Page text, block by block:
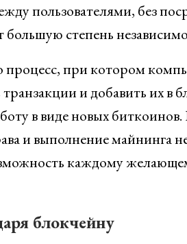
пользователями, без
большую степень
при котором
транзакции и добавить их
в виде новых
и выполнение майнинга
каждому
блокчейну